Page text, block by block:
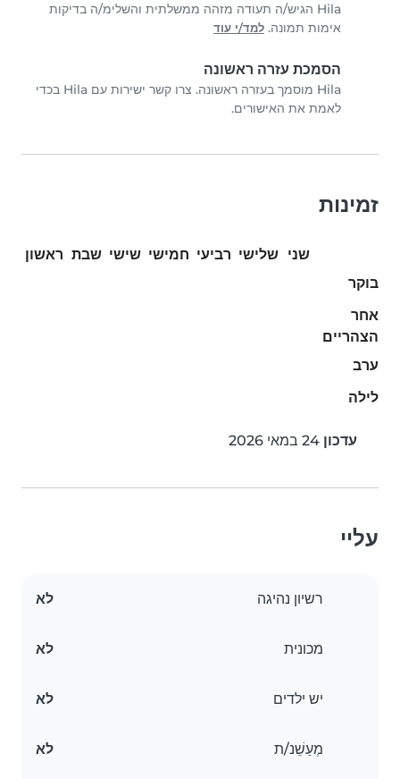
Hila הגיש/ה תעודה מזהה ממשלתית והשלימ/ה בדיקות
אימות תמונה. למד/י עוד
הסמכת עזרה ראשונה
Hila מוסמך בעזרה ראשונה. צרו קשר ישירות עם Hila בכדי
לאמת את האישורים.
זמינות
שני שלישי רביעי חמישי שישי שבת ראשון
בוקר
אחר
הצהריים
ערב
לילה
עדכון
עליי
רשיון נהיגה לא
מכונית לא
יש ילדים לא
מְעַשֵׁנ/ת לא